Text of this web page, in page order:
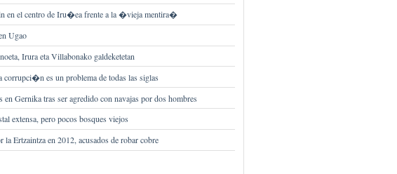
en el centro de Iru�ea frente a la �vieja mentira�
Ugao
Irura eta Villabonako galdeketetan
corrupci�n es un problema de todas las siglas
Gernika tras ser agredido con navajas por dos hombres
extensa, pero pocos bosques viejos
la Ertzaintza en 2012, acusados de robar cobre